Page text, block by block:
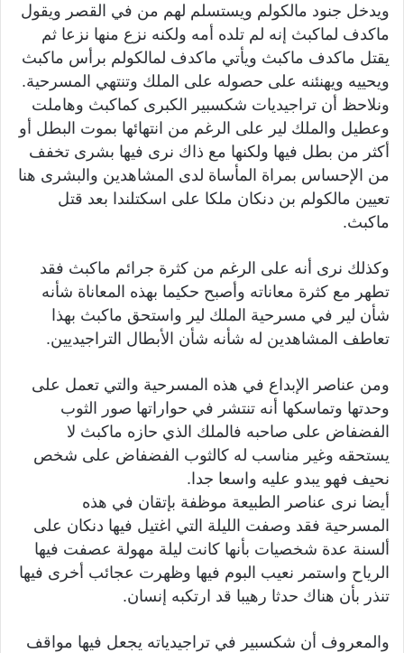
ويدخل جنود مالكولم ويستسلم لهم من في القصر ويقول
ماكدف لماكبث إنه لم تلده أمه ولكنه نزع منها نزعا ثم
يقتل ماكدف ماكبث ويأتي ماكدف لمالكولم برأس ماكبث
ويحييه ويهنئنه على حصوله على الملك وتنتهي المسرحية.
ونلاحظ أن تراجيديات شكسبير الكبرى كماكبث وهاملت
وعطيل والملك لير على الرغم من انتهائها بموت البطل أو
أكثر من بطل فيها ولكنها مع ذاك نرى فيها بشرى تخفف
من الإحساس بمراة المأساة لدى المشاهدين والبشرى هنا
تعيين مالكولم بن دنكان ملكا على اسكتلندا بعد قتل
ماكبث.
وكذلك نرى أنه على الرغم من كثرة جرائم ماكبث فقد
تطهر مع كثرة معاناته وأصبح حكيما بهذه المعاناة شأنه
شأن لير في مسرحية الملك لير واستحق ماكبث بهذا
تعاطف المشاهدين له شأنه شأن الأبطال التراجيديين.
ومن عناصر الإبداع في هذه المسرحية والتي تعمل على
وحدتها وتماسكها أنه تنتشر في حواراتها صور الثوب
الفضفاض على صاحبه فالملك الذي حازه ماكبث لا
يستحقه وغير مناسب له كالثوب الفضفاض على شخص
نحيف فهو يبدو عليه واسعا جدا.
أيضا نرى عناصر الطبيعة موظفة بإتقان في هذه
المسرحية فقد وصفت الليلة التي اغتيل فيها دنكان على
ألسنة عدة شخصيات بأنها كانت ليلة مهولة عصفت فيها
الرياح واستمر نعيب البوم فيها وظهرت عجائب أخرى فيها
تنذر بأن هناك حدثا رهيبا قد ارتكبه إنسان.
والمعروف أن شكسبير في تراجيدياته يجعل فيها مواقف